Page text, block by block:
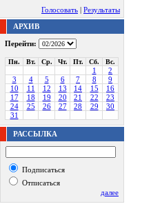
Голосовать | Результаты
АРХИВ
Перейти:
Пн. Вт. Ср. Чт. Пт. Сб. Вс.
1
2
3
4 5 6 7 8
9
10
11 12 13 14 15
16
17
18 19 20 21 22
23
24
25 26 27 28 29
30
31
РАССЫЛКА
Подписаться
Отписаться
далее